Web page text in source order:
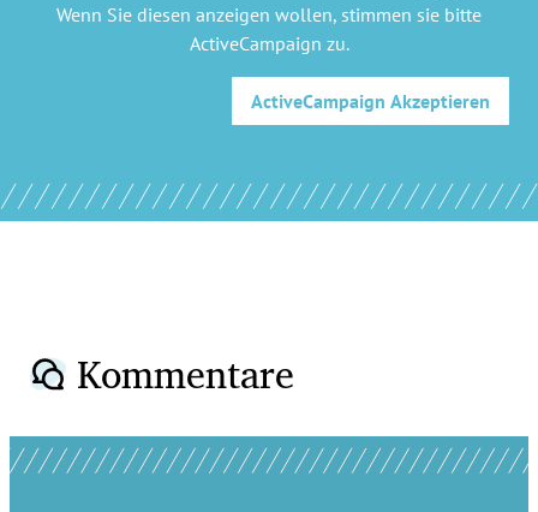
Wenn Sie diesen anzeigen wollen, stimmen sie bitte
ActiveCampaign zu.
ActiveCampaign Akzeptieren
Kommentare